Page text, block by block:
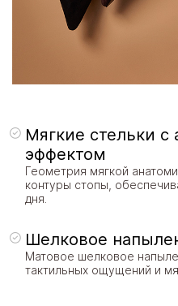
Мягкие стельки с
эффектом
Геометрия мягкой
контуры стопы,
дня.
Шелковое
Матовое шелковое
тактильных ощущений и